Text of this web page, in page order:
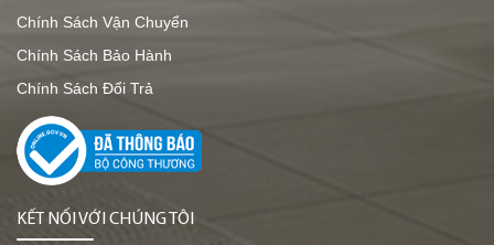
Chính Sách Vận Chuyển
Chính Sách Bảo Hành
Chính Sách Đổi Trả
KẾT NỐI VỚI CHÚNG TÔI